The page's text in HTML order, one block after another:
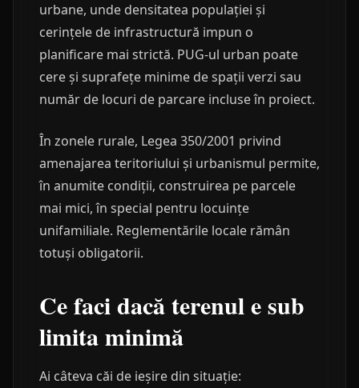
urbane, unde densitatea populației și
cerințele de infrastructură impun o
planificare mai strictă. PUG-ul urban poate
cere și suprafețe minime de spații verzi sau
număr de locuri de parcare incluse în proiect.
În zonele rurale, Legea 350/2001 privind
amenajarea teritoriului și urbanismul permite,
în anumite condiții, construirea pe parcele
mai mici, în special pentru locuințe
unifamiliale. Reglementările locale rămân
totuși obligatorii.
Ce faci dacă terenul e sub
limita minimă
Ai câteva căi de ieșire din situație: